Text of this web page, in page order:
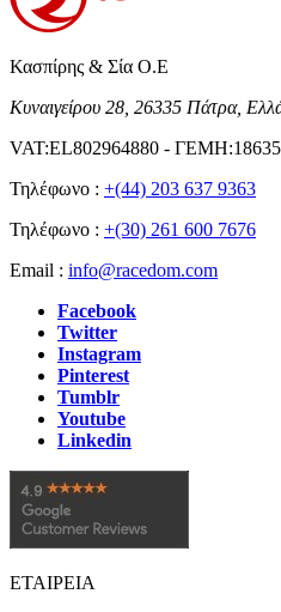
Κασπίρης & Σία Ο.Ε
Κυναιγείρου 28, 26335 Πάτρα,
VAT:EL802964880 -
Τηλέφωνο : +(44) 203 637 9363
Τηλέφωνο : +(30) 261 600 7676
Email : info@racedom.com
Facebook
Twitter
Instagram
Pinterest
Tumblr
Youtube
Linkedin
ΕΤΑΙΡΕΙΑ